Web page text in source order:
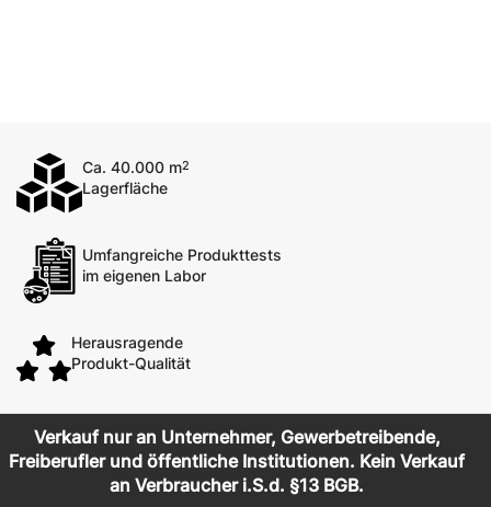
Ca. 40.000 m2
Lagerfläche
Umfangreiche Produkttests
im eigenen Labor
Herausragende
Produkt-Qualität
Verkauf nur an Unternehmer, Gewerbetreibende,
Freiberufler und öffentliche Institutionen. Kein Verkauf
an Verbraucher i.S.d. §13 BGB.